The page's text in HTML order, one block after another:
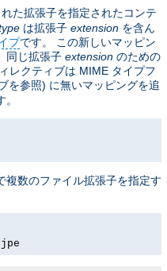
た拡張子を指定されたコンテ
は拡張子 extension を含ん
プです。 この新しいマッピン
同じ拡張子 extension のための
レクティブは MIME タイプフ
を参照) に無いマッピングを追
複数のファイル拡張子を指定す